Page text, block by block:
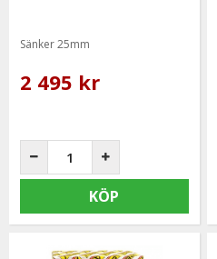
Sänker 25mm
2 495 kr
KÖP